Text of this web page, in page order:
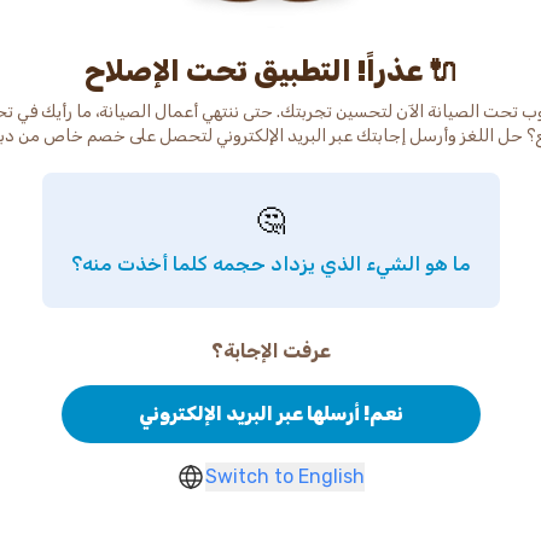
عذراً! التطبيق تحت الإصلاح 🔌
تحت الصيانة الآن لتحسين تجربتك. حتى ننتهي أعمال الصيانة، ما رأيك في
🤔
ما هو الشيء الذي يزداد حجمه كلما أخذت منه؟
عرفت الإجابة؟
نعم! أرسلها عبر البريد الإلكتروني
Switch to English